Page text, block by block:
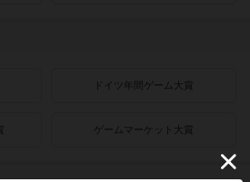
ドイツ年間ゲーム大賞
ゲームマーケット大賞